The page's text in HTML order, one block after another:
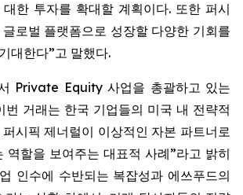
대한 투자를 확대할 계획이다. 또한 퍼시
로벌 플랫폼으로 성장할 다양한 기회를
대한다”고 말했다.
Private Equity 사업을 총괄하고 있는
번 거래는 한국 기업들의 미국 내 전략적
시픽 제너럴이 이상적인 자본 파트너로
역할을 보여주는 대표적 사례”라고 밝히
인수에 수반되는 복잡성과 에쓰푸드의